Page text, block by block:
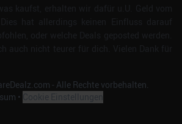
- Alle Rechte vorbehalten.
•